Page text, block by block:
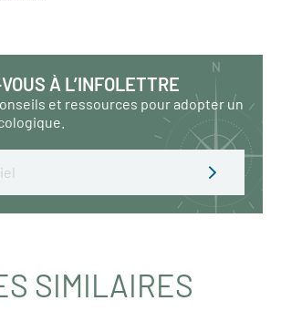
À L’INFOLETTRE
et ressources pour adopter un
SIMILAIRES